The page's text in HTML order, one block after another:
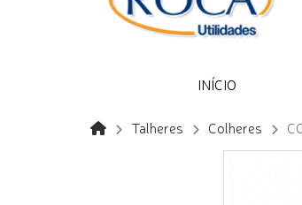
INÍCIO
Talheres Colheres